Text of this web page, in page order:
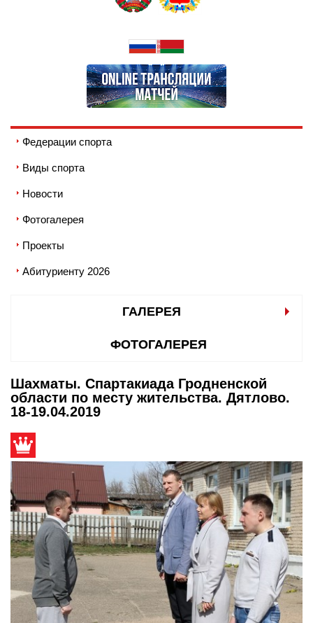
Федерации спорта
Виды спорта
Новости
Фотогалерея
Проекты
Абитуриенту 2026
ГАЛЕРЕЯ
ФОТОГАЛЕРЕЯ
Шахматы. Спартакиада Гродненской
области по месту жительства. Дятлово.
18-19.04.2019